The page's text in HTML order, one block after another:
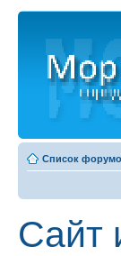
Список
Сайт